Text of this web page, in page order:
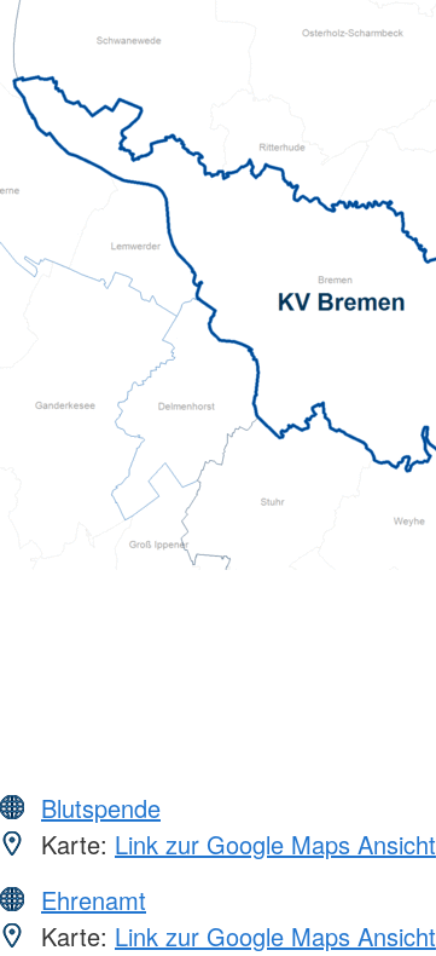
Seniorenbüro Nothelfer
Tagespflege
Blutspende
Karte: Link zur Google Maps Ansicht
Ehrenamt
Karte: Link zur Google Maps Ansicht